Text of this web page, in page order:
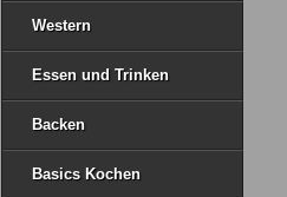
Western
Essen und Trinken
Backen
Basics Kochen